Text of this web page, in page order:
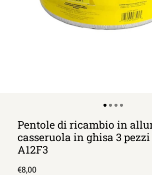
Pentole di ricambio in
casseruola in ghisa 3 pezzi
A12F3
Prezzo
€8,00